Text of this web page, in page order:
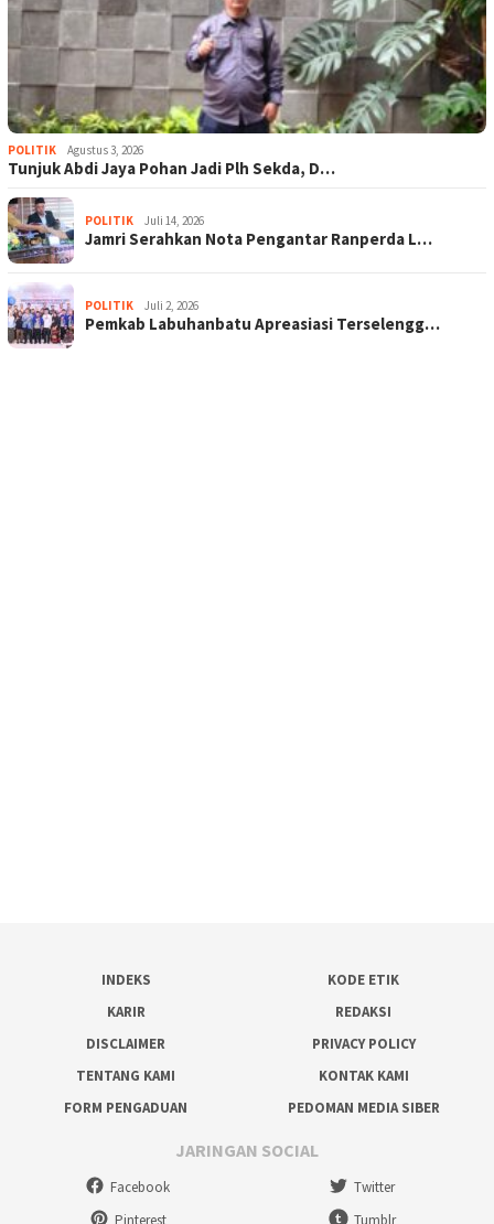
POLITIK Agustus 3, 2026
Tunjuk Abdi Jaya Pohan Jadi Plh Sekda, D…
POLITIK Juli 14, 2026
Jamri Serahkan Nota Pengantar Ranperda L…
POLITIK Juli 2, 2026
Pemkab Labuhanbatu Apreasiasi Terselengg…
INDEKS
KODE ETIK
KARIR
REDAKSI
DISCLAIMER
PRIVACY POLICY
TENTANG KAMI
KONTAK KAMI
FORM PENGADUAN
PEDOMAN MEDIA SIBER
JARINGAN SOCIAL
Facebook
Twitter
Pinterest
Tumblr